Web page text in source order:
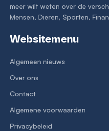
meer wilt weten over de
Mensen, Dieren, Sporten,
Websitemenu
Algemeen nieuws
Over ons
Contact
Algemene voorwaarden
Privacybeleid